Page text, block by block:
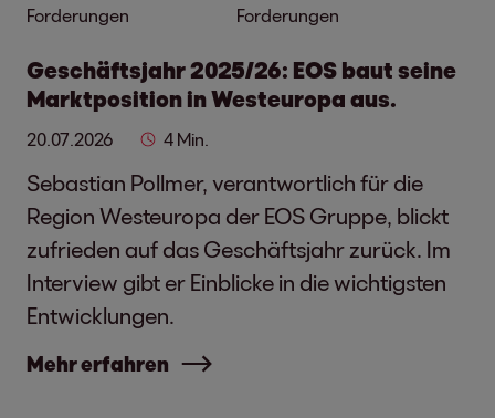
Forderungen
Forderungen
Geschäftsjahr 2025/26: EOS baut seine
Marktposition in Westeuropa aus.
20.07.2026 4 Min.
Sebastian Pollmer, verantwortlich für die
Region Westeuropa der EOS Gruppe, blickt
zufrieden auf das Geschäftsjahr zurück. Im
Interview gibt er Einblicke in die wichtigsten
Entwicklungen.
Mehr erfahren